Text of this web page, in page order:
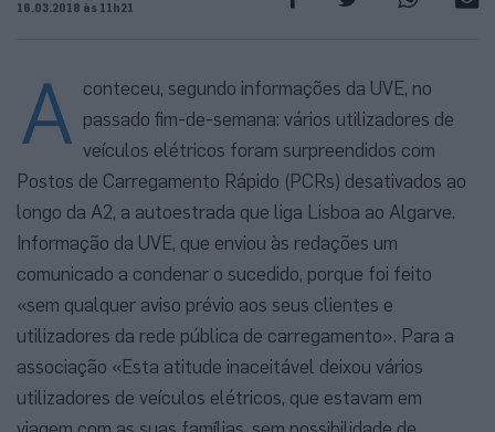
16.03.2018 às 11h21
A conteceu, segundo informações da UVE, no
passado fim-de-semana: vários utilizadores de
veículos elétricos foram surpreendidos com
Postos de Carregamento Rápido (PCRs) desativados ao
longo da A2, a autoestrada que liga Lisboa ao Algarve.
Informação da UVE, que enviou às redações um
comunicado a condenar o sucedido, porque foi feito
«sem qualquer aviso prévio aos seus clientes e
utilizadores da rede pública de carregamento». Para a
associação «Esta atitude inaceitável deixou vários
utilizadores de veículos elétricos, que estavam em